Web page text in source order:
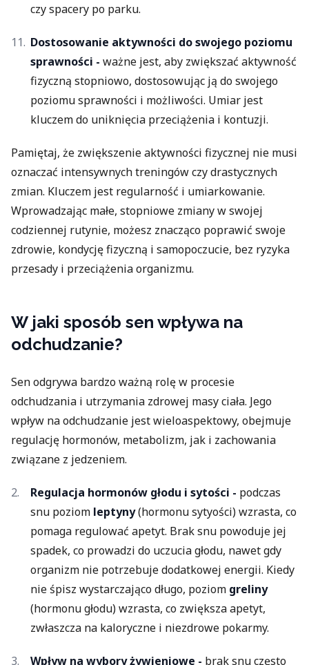
czy spacery po parku.
Dostosowanie aktywności do swojego poziomu
sprawności - ważne jest, aby zwiększać aktywność
fizyczną stopniowo, dostosowując ją do swojego
poziomu sprawności i możliwości. Umiar jest
kluczem do uniknięcia przeciążenia i kontuzji.
Pamiętaj, że zwiększenie aktywności fizycznej nie musi
oznaczać intensywnych treningów czy drastycznych
zmian. Kluczem jest regularność i umiarkowanie.
Wprowadzając małe, stopniowe zmiany w swojej
codziennej rutynie, możesz znacząco poprawić swoje
zdrowie, kondycję fizyczną i samopoczucie, bez ryzyka
przesady i przeciążenia organizmu.
W jaki sposób sen wpływa na
odchudzanie?
Sen odgrywa bardzo ważną rolę w procesie
odchudzania i utrzymania zdrowej masy ciała. Jego
wpływ na odchudzanie jest wieloaspektowy, obejmuje
regulację hormonów, metabolizm, jak i zachowania
związane z jedzeniem.
Regulacja hormonów głodu i sytości - podczas
snu poziom leptyny(hormonu sytyości) wzrasta, co
pomaga regulować apetyt. Brak snu powoduje jej
spadek, co prowadzi do uczucia głodu, nawet gdy
organizm nie potrzebuje dodatkowej energii. Kiedy
nie śpisz wystarczająco długo, poziom greliny
(hormonu głodu) wzrasta, co zwiększa apetyt,
zwłaszcza na kaloryczne i niezdrowe pokarmy.
Wpływ na wybory żywieniowe - brak snu często